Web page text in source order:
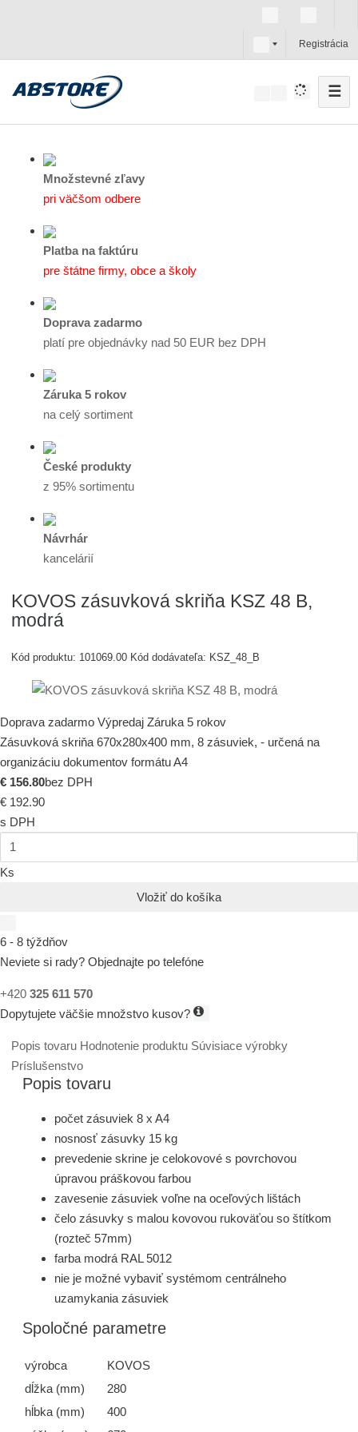
s
k
Registrácia
☰
Množstevné zľavy
pri väčšom odbere
Platba na faktúru
pre štátne firmy, obce a školy
Doprava zadarmo
platí pre objednávky nad 50 EUR bez DPH
Záruka 5 rokov
na celý sortiment
České produkty
z 95% sortimentu
Návrhár
kancelárií
KOVOS zásuvková skriňa KSZ 48 B,
modrá
Kód produktu: 101069.00 Kód dodávateľa: KSZ_48_B
Doprava zadarmo Výpredaj Záruka 5 rokov
Zásuvková skriňa 670x280x400 mm, 8 zásuviek, - určená na
organizáciu dokumentov formátu A4
€ 156.80bez DPH
€ 192.90
s DPH
Ks
Vložiť do košíka
6 - 8 týždňov
Neviete si rady? Objednajte po telefóne
+420 325 611 570
Dopytujete väčšie množstvo kusov?
Popis tovaru Hodnotenie produktu Súvisiace výrobky
Príslušenstvo
Popis tovaru
počet zásuviek 8 x A4
nosnosť zásuvky 15 kg
prevedenie skrine je celokovové s povrchovou
úpravou práškovou farbou
zavesenie zásuviek voľne na oceľových lištách
čelo zásuvky s malou kovovou rukoväťou so štítkom
(rozteč 57mm)
farba modrá RAL 5012
nie je možné vybaviť systémom centrálneho
uzamykania zásuviek
Spoločné parametre
výrobca
KOVOS
dĺžka (mm)
280
hĺbka (mm)
400